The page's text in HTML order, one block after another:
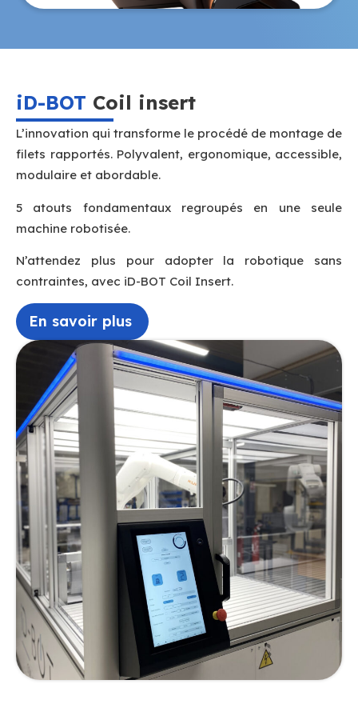
iD-BOT Coil insert
L’innovation qui transforme le procédé de montage de
filets rapportés. Polyvalent, ergonomique, accessible,
modulaire et abordable.
5 atouts fondamentaux regroupés en une seule
machine robotisée.
N’attendez plus pour adopter la robotique sans
contraintes, avec iD-BOT Coil Insert.
En savoir plus